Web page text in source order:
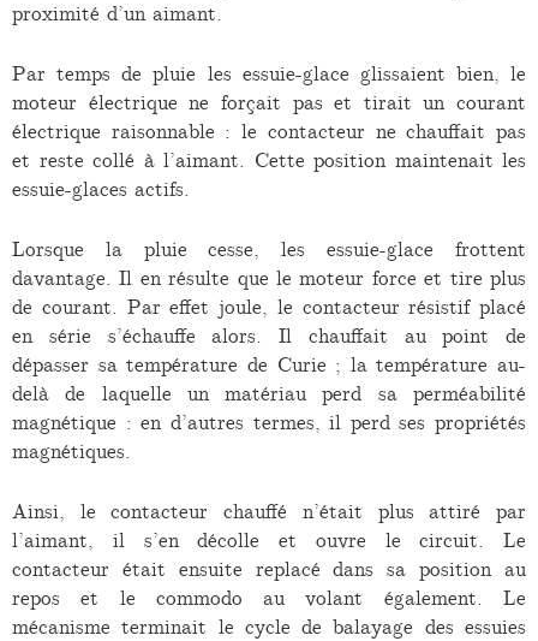
proximité d’un aimant.
Par temps de pluie les essuie-glace glissaient bien, le
moteur électrique ne forçait pas et tirait un courant
électrique raisonnable : le contacteur ne chauffait pas
et reste collé à l’aimant. Cette position maintenait les
essuie-glaces actifs.
Lorsque la pluie cesse, les essuie-glace frottent
davantage. Il en résulte que le moteur force et tire plus
de courant. Par effet joule, le contacteur résistif placé
en série s’échauffe alors. Il chauffait au point de
dépasser sa température de Curie ; la température au-
delà de laquelle un matériau perd sa perméabilité
magnétique : en d’autres termes, il perd ses propriétés
magnétiques.
Ainsi, le contacteur chauffé n’était plus attiré par
l’aimant, il s’en décolle et ouvre le circuit. Le
contacteur était ensuite replacé dans sa position au
repos et le commodo au volant également. Le
mécanisme terminait le cycle de balayage des essuies